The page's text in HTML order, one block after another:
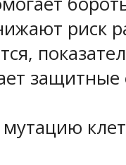
риск
защитные